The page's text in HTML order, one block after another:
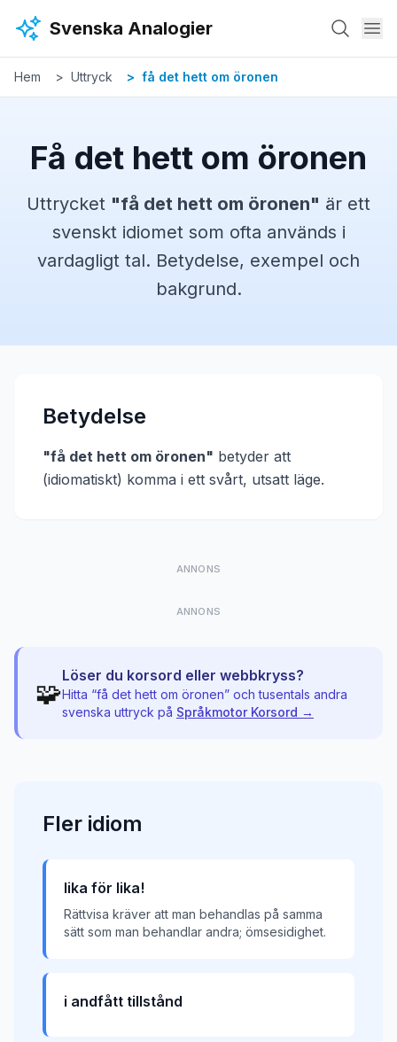
Svenska Analogier
Hem Uttryck få det hett om öronen
Få det hett om öronen
Uttrycket "få det hett om öronen" är ett
svenskt idiomet som ofta används i
vardagligt tal. Betydelse, exempel och
bakgrund.
Betydelse
"få det hett om öronen" betyder att
(idiomatiskt) komma i ett svårt, utsatt läge.
ANNONS
ANNONS
🧩
Löser du korsord eller webbkryss?
Hitta “få det hett om öronen” och tusentals andra
svenska uttryck på Språkmotor Korsord →
Fler idiom
lika för lika!
Rättvisa kräver att man behandlas på samma
sätt som man behandlar andra; ömsesidighet.
i andfått tillstånd